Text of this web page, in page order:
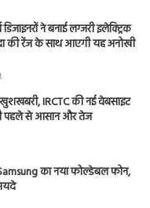
ने बनाई लग्जरी इलेक्ट्रिक
की रेंज के साथ आएगी यह अनोखी
IRCTC की नई वेबसाइट
पहले से आसान और तेज
का नया फोल्डेबल फोन,